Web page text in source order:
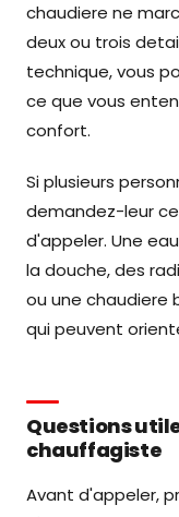
chaudiere ne
deux ou trois
technique, vous
ce que vous
confort.
Si plusieurs
demandez-leur
d'appeler. Une
la douche, des
ou une chaudiere
qui peuvent
Questions
chauffagiste
Avant d'appeler,